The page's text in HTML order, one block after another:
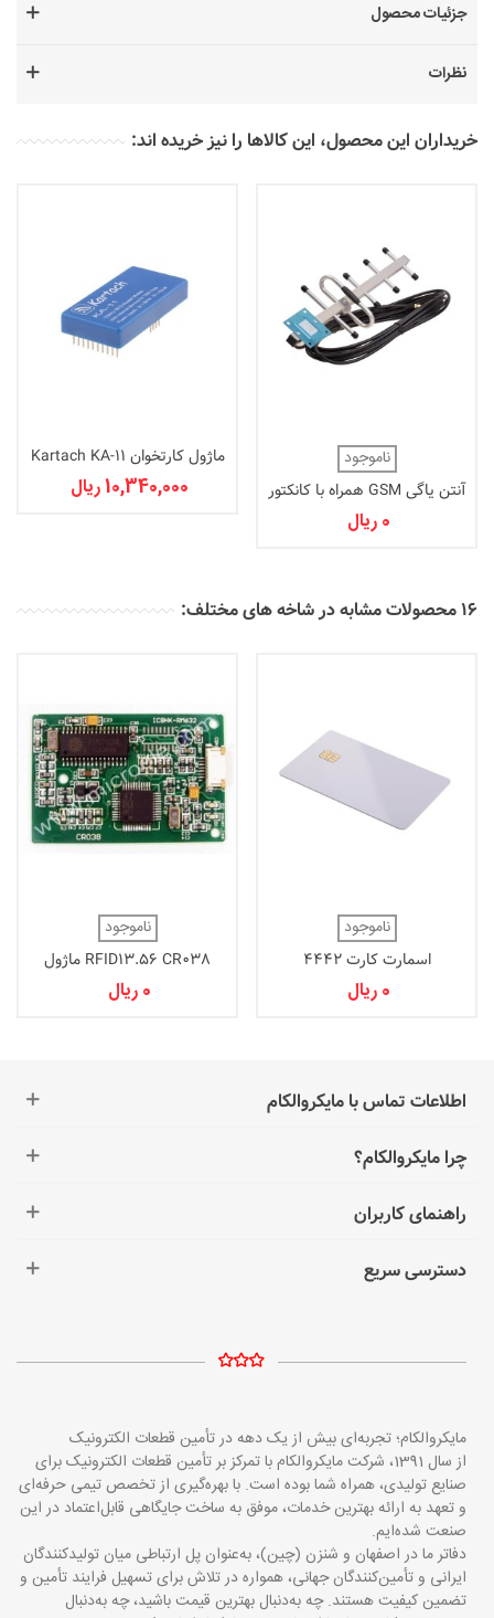
جزئیات محصول
نظرات
خریداران این محصول، این کالاها را نیز خریده اند:
ناموجود
آنتن یاگی GSM همراه با کانکتور
SMA 0 ریال
ماژول کارتخوان Kartach KA-11
RFID
10,340,000 ریال
16 محصولات مشابه در شاخه های مختلف:
ناموجود
اسمارت کارت 4442
0 ریال
ناموجود
RFID13.56 CR038 ماژول
0 ریال
اطلاعات تماس با مایکروالکام
چرا مایکروالکام؟
راهنمای کاربران
دسترسی سریع
مایکروالکام؛ تجربه‌ای بیش از یک دهه در تأمین قطعات الکترونیک
از سال 1391، شرکت مایکروالکام با تمرکز بر تأمین قطعات الکترونیک برای
صنایع تولیدی، همراه شما بوده است. با بهره‌گیری از تخصص تیمی حرفه‌ای
و تعهد به ارائه بهترین خدمات، موفق به ساخت جایگاهی قابل‌اعتماد در این
صنعت شده‌ایم.
دفاتر ما در اصفهان و شنزن (چین)، به‌عنوان پل ارتباطی میان تولیدکنندگان
ایرانی و تأمین‌کنندگان جهانی، همواره در تلاش برای تسهیل فرایند تأمین و
تضمین کیفیت هستند. چه به‌دنبال بهترین قیمت باشید، چه به‌دنبال